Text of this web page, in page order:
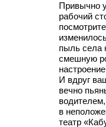
Привычно
рабочий
пыль села
смешную
И вдруг
вечно
в
театр